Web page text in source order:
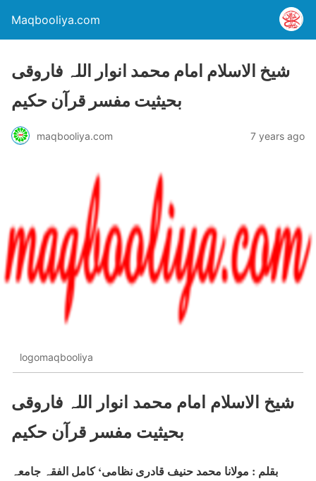
Maqbooliya.com
شیخ الاسلام امام محمد انوار اللہ فاروقی
بحیثیت مفسر قرآن حکیم
maqbooliya.com 7 years ago
logomaqbooliya
شیخ الاسلام امام محمد انوار اللہ فاروقی
بحیثیت مفسر قرآن حکیم
بقلم : مولانا محمد حنیف قادری نظامی‘ کامل الفقہ جامعہ